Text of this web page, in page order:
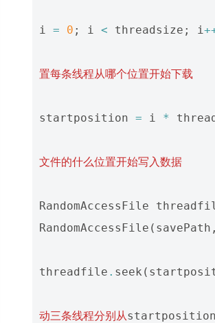
i = 0 ; i < threadsize ; i
置每条线程从哪个位置开始下载
startposition = i *
文件的什么位置开始写入数据
RandomAccessFile
RandomAccessFile ( savePath ,
threadfile . seek (
动三条线程分别从startposition